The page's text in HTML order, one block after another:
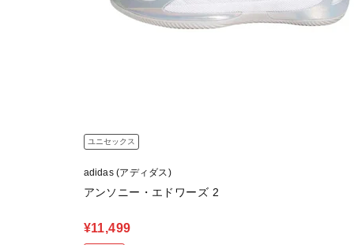
ユニセックス
adidas (アディダス)
アンソニー・エドワーズ 2
¥11,499